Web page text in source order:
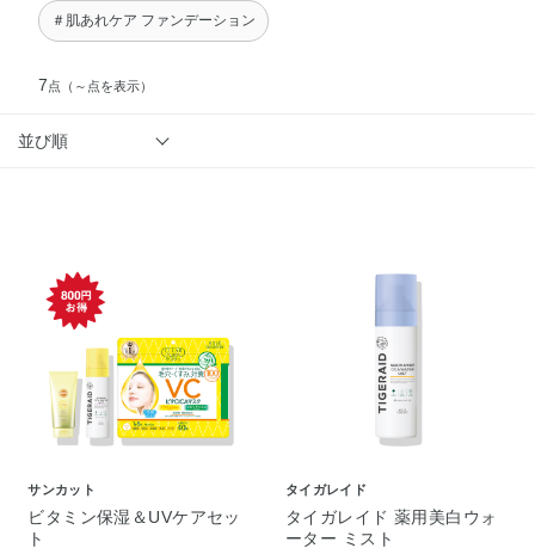
＃肌あれケア ファンデーション
7点 （～点を表示）
並び順
サンカット
ビタミン保湿＆UVケアセッ
ト
タイガレイド
タイガレイド 薬用美白ウォ
ーター ミスト